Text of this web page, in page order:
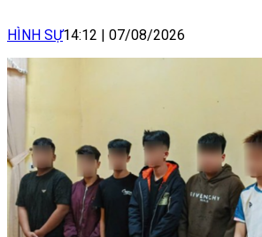
HÌNH SỰ14:12 | 07/08/2026